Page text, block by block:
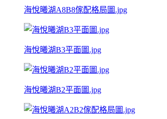
海悅曦湖A8B8傢配格局圖.jpg
海悅曦湖B3平面圖.jpg
海悅曦湖B2平面圖.jpg